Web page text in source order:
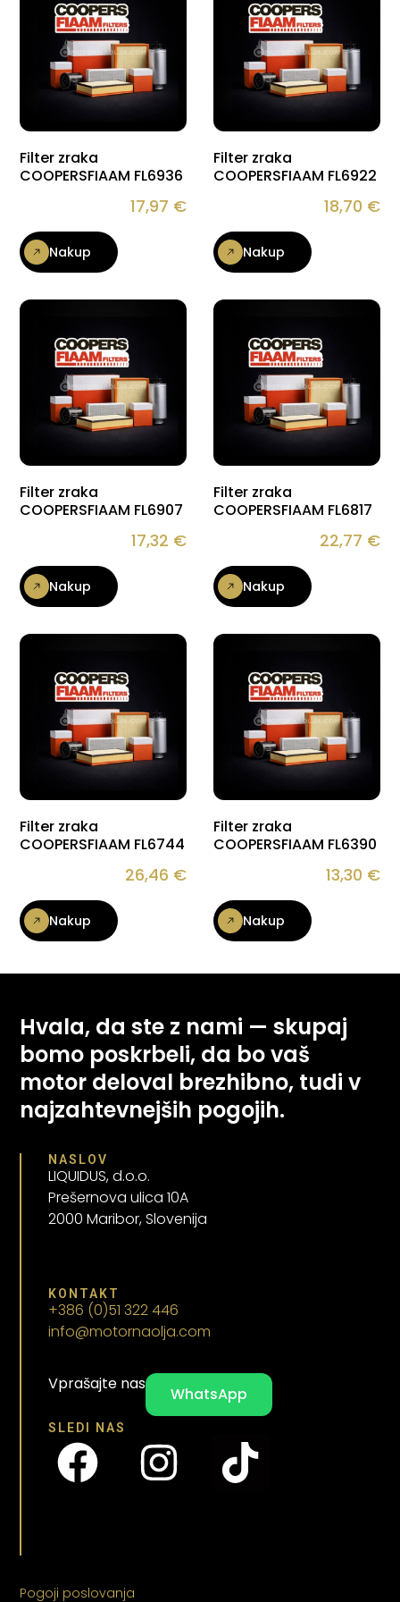
Filter zraka
COOPERSFIAAM FL6936
17,97 €
Nakup
Filter zraka
COOPERSFIAAM FL6922
18,70 €
Nakup
Filter zraka
COOPERSFIAAM FL6907
17,32 €
Nakup
Filter zraka
COOPERSFIAAM FL6817
22,77 €
Nakup
Filter zraka
COOPERSFIAAM FL6744
26,46 €
Nakup
Filter zraka
COOPERSFIAAM FL6390
13,30 €
Nakup
Hvala, da ste z nami — skupaj
bomo poskrbeli, da bo vaš
motor deloval brezhibno, tudi v
najzahtevnejših pogojih.
NASLOV
LIQUIDUS, d.o.o.
Prešernova ulica 10A
2000 Maribor, Slovenija
KONTAKT
+386 (0)51 322 446
info@motornaolja.com
Vprašajte nas
WhatsApp
SLEDI NAS
Pogoji poslovanja